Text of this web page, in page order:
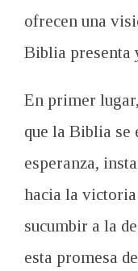
ofrecen una
Biblia presenta
En primer
que la Biblia se
esperanza,
hacia la
sucumbir a la
esta promesa